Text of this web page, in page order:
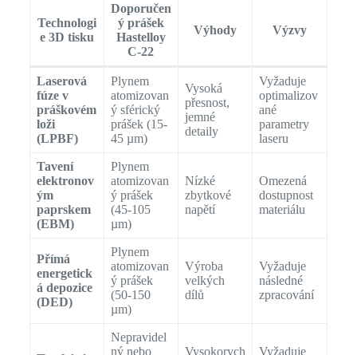
Technologi
e 3D tisku
Doporučen
ý prášek
Hastelloy
C-22
Výhody Výzvy
Laserová
fúze v
práškovém
loži
(LPBF)
Plynem
atomizovan
ý sférický
prášek (15-
45 µm)
Vysoká
přesnost,
jemné
detaily
Vyžaduje
optimalizov
ané
parametry
laseru
Tavení
elektronov
ým
paprskem
(EBM)
Plynem
atomizovan
ý prášek
(45-105
µm)
Nízké
zbytkové
napětí
Omezená
dostupnost
materiálu
Přímá
energetick
á depozice
(DED)
Plynem
atomizovan
ý prášek
(50-150
µm)
Výroba
velkých
dílů
Vyžaduje
následné
zpracování
Nepravidel
ný nebo
Vysokorych Vyžaduje